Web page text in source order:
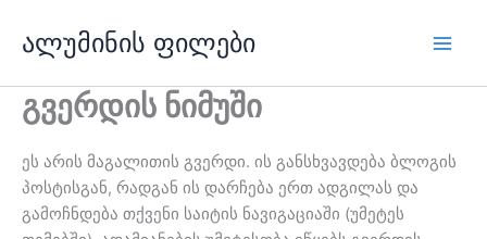
გადასვლა
ალუმინის ფილები
გვერდის ნიმუში
ეს არის მაგალითის გვერდი. ის განსხვავდება ბლოგის
პოსტისგან, რადგან ის დარჩება ერთ ადგილას და
გამოჩნდება თქვენი საიტის ნავიგაციაში (უმეტეს